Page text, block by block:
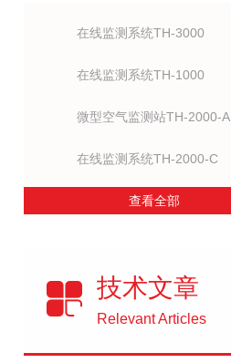
在线监测系统TH-3000
在线监测系统TH-1000
微型空气监测站TH-2000-A
在线监测系统TH-2000-C
查看全部
技术文章
Relevant Articles